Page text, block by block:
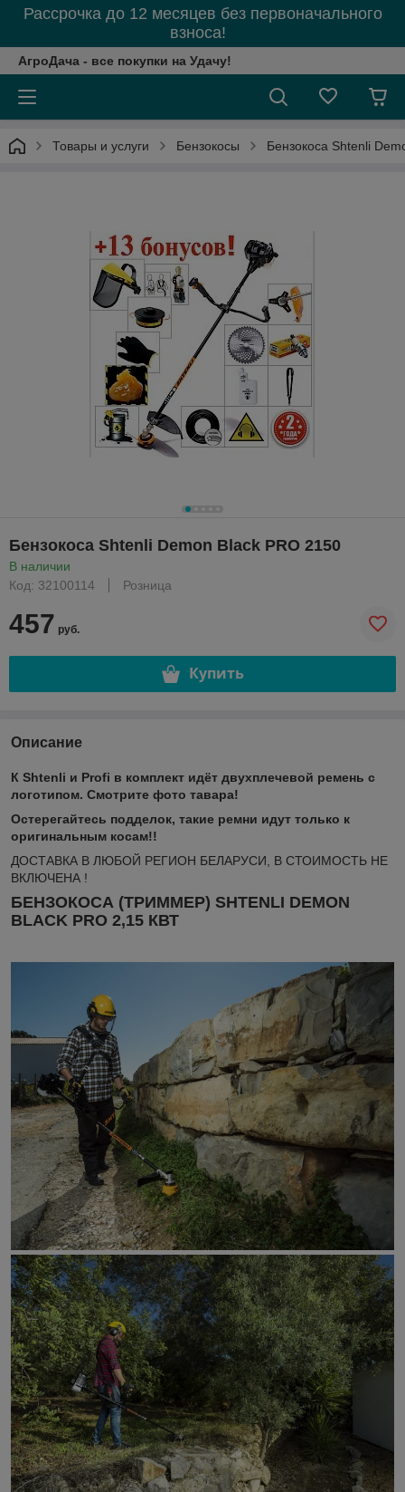
Рассрочка до 12 месяцев без первоначального
взноса!
АгроДача - все покупки на Удачу!
Товары и услуги Бензокосы Бензокоса Shtenli
Бензокоса Shtenli Demon Black PRO 2150
В наличии
Код: 32100114
Розница
457 руб.
Купить
Описание
К Shtenli и Profi в комплект идёт двухплечевой ремень с
логотипом. Смотрите фото тавара!
Остерегайтесь подделок, такие ремни идут только к
оригинальным косам!!
ДОСТАВКА В ЛЮБОЙ РЕГИОН БЕЛАРУСИ, В СТОИМОСТЬ НЕ
ВКЛЮЧЕНА !
БЕНЗОКОСА (ТРИММЕР) SHTENLI DEMON
BLACK PRO 2,15 КВТ